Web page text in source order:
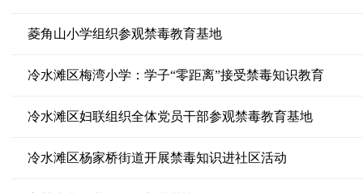
菱角山小学组织参观禁毒教育基地
冷水滩区梅湾小学：学子“零距离”接受禁毒知识教育
冷水滩区妇联组织全体党员干部参观禁毒教育基地
冷水滩区杨家桥街道开展禁毒知识进社区活动